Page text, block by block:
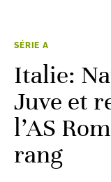
SÉRIE A
Italie:
Juve et
l’AS
rang